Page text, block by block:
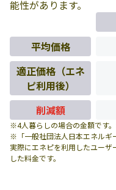
能性があります。
平均価格
適正価格（エネ
ピ利用後）
削減額
※4人暮らしの場合の金額です
※「一般社団法人日本エネルギ
実際にエネピを利用したユー
した料金です。